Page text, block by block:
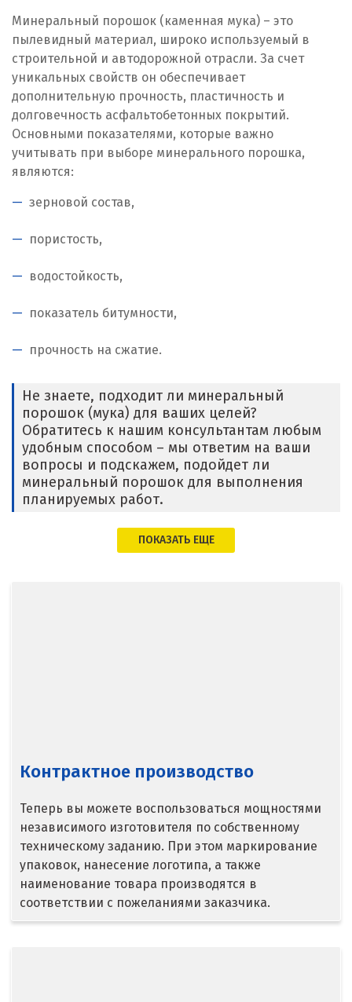
Дубна
Е
Егорьевск
Екатеринбург
Еленинка
Ж
Жуковский
И
Иваново
Ирбит
Иркутск
Ишим
Кемерово
Киров
Минеральный порошок (каменная мука) – это
пылевидный материал, широко используемый в
строительной и автодорожной отрасли. За счет
уникальных свойств он обеспечивает
дополнительную прочность, пластичность и
долговечность асфальтобетонных покрытий.
Основными показателями, которые важно
учитывать при выборе минерального порошка,
являются:
зерновой состав,
пористость,
водостойкость,
показатель битумности,
прочность на сжатие.
Не знаете, подходит ли минеральный
порошок (мука) для ваших целей?
Обратитесь к нашим консультантам любым
удобным способом – мы ответим на ваши
вопросы и подскажем, подойдет ли
минеральный порошок для выполнения
планируемых работ.
ПОКАЗАТЬ ЕЩЕ
Контрактное производство
Теперь вы можете воспользоваться мощностями
независимого изготовителя по собственному
техническому заданию. При этом маркирование
упаковок, нанесение логотипа, а также
наименование товара производятся в
соответствии с пожеланиями заказчика.